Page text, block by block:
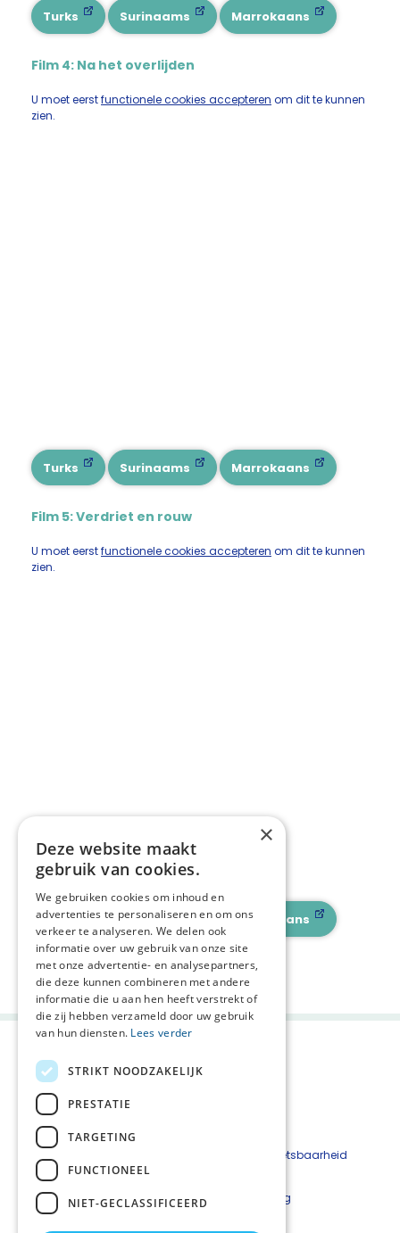
Turks Surinaams Marrokaans
Film 4: Na het overlijden
U moet eerstfunctionele cookies accepteren om dit te kunnen
zien.
Turks Surinaams Marrokaans
Film 5: Verdriet en rouw
U moet eerstfunctionele cookies accepteren om dit te kunnen
zien.
Turks Surinaams Marrokaans
Deel deze pagina:
Beveiligingskwetsbaarheid
Cookieverklaring
×
Deze website maakt
gebruik van cookies.
We gebruiken cookies om inhoud en
advertenties te personaliseren en om ons
verkeer te analyseren. We delen ook
informatie over uw gebruik van onze site
met onze advertentie- en analysepartners,
die deze kunnen combineren met andere
informatie die u aan hen heeft verstrekt of
die zij hebben verzameld door uw gebruik
van hun diensten. Lees verder
STRIKT NOODZAKELIJK
PRESTATIE
TARGETING
FUNCTIONEEL
NIET-GECLASSIFICEERD